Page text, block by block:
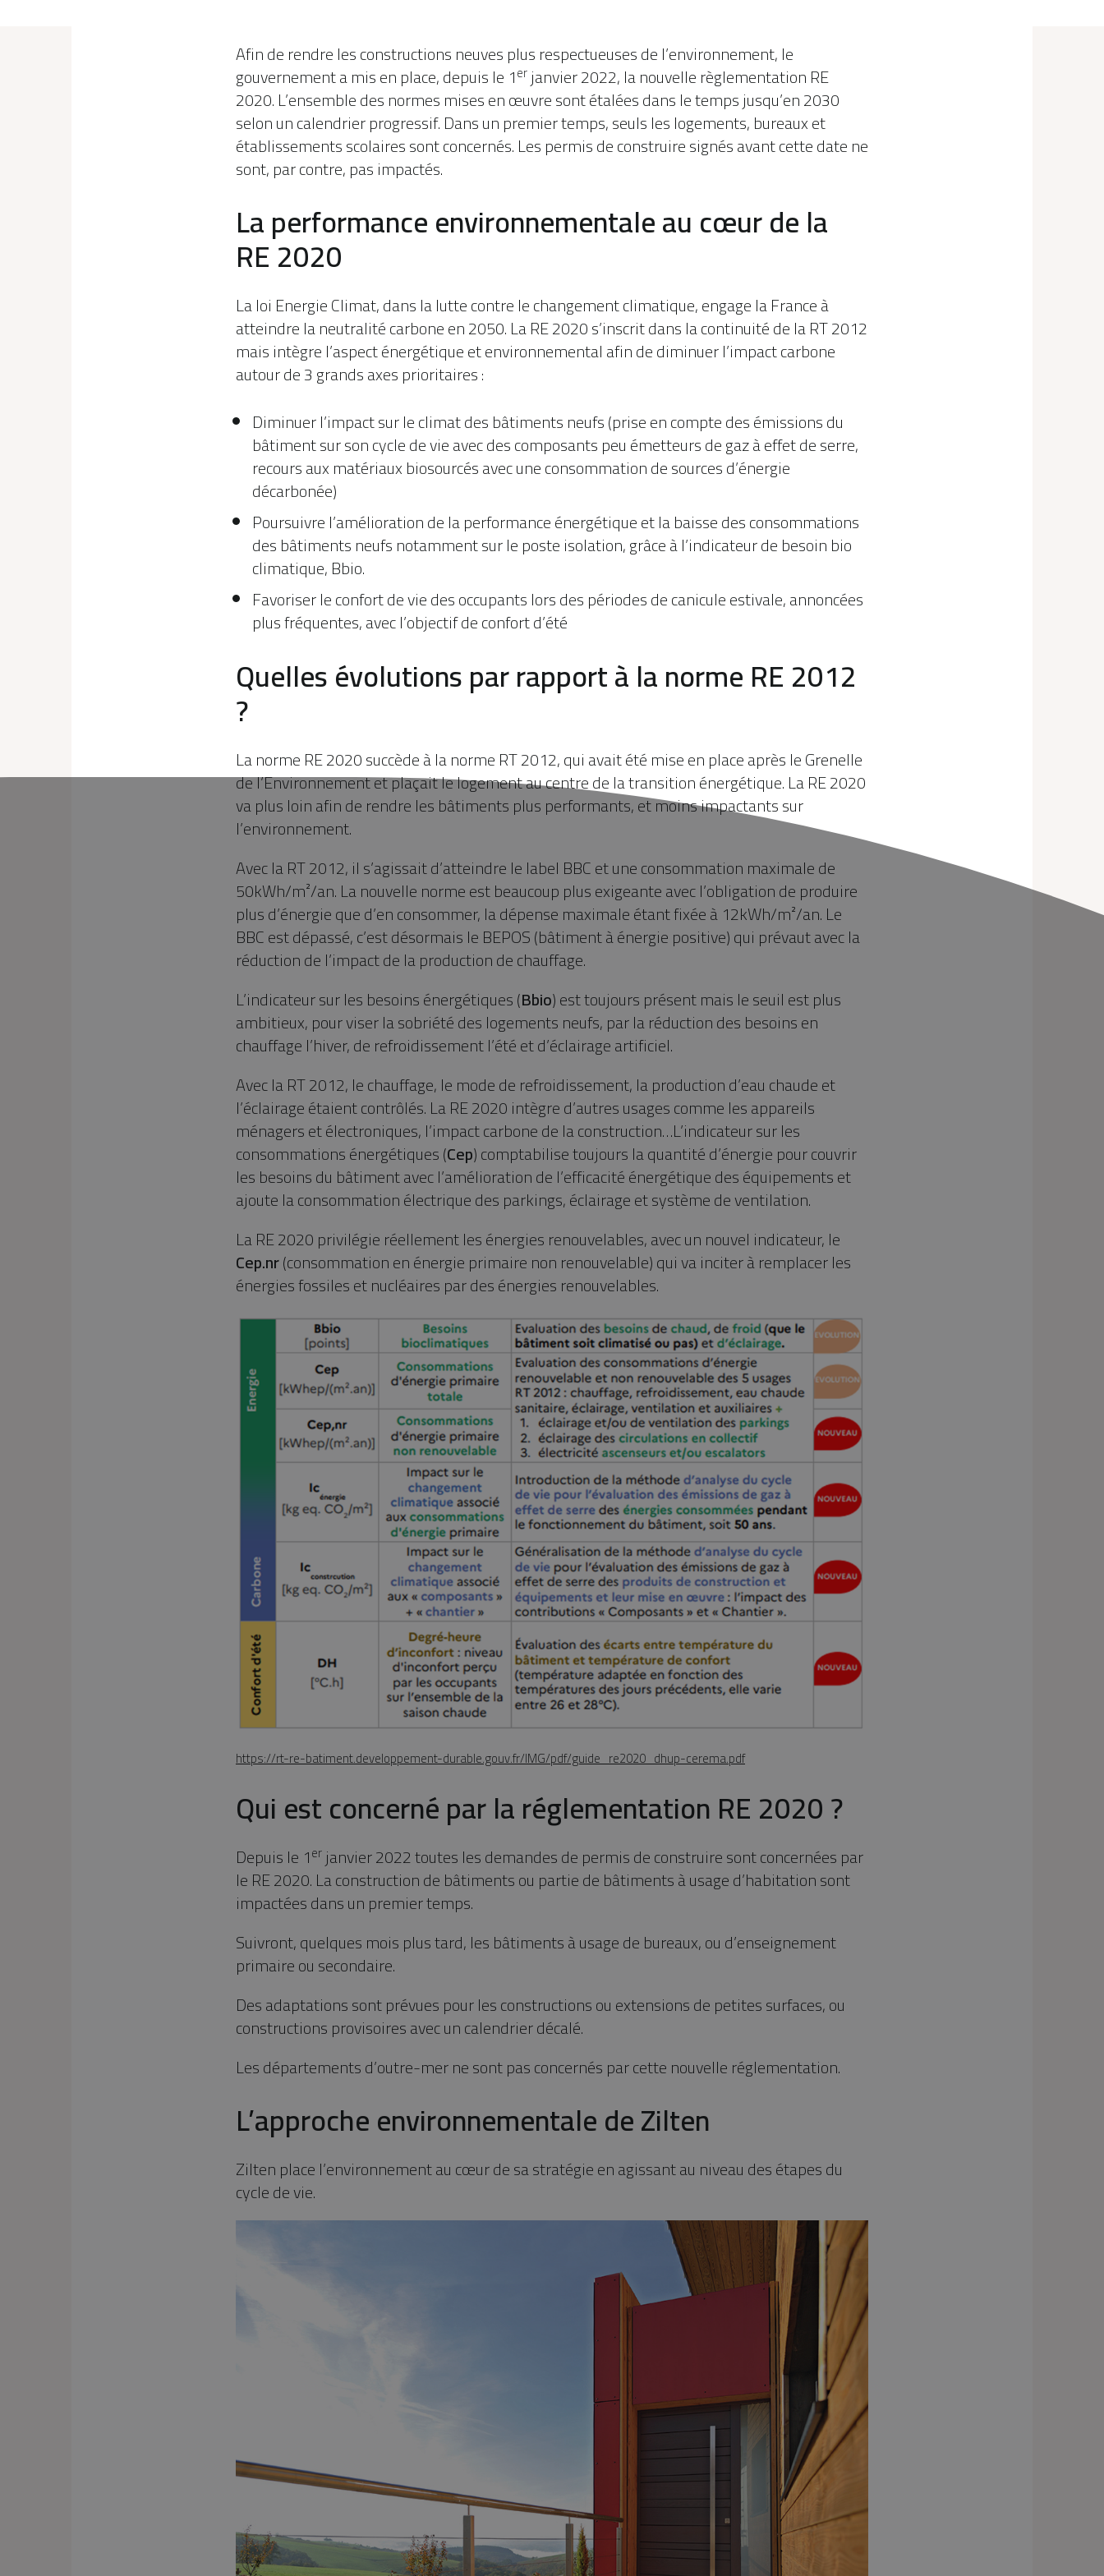
Afin de rendre les constructions neuves plus respectueuses de l’environnement, le
gouvernement a mis en place, depuis le 1erjanvier 2022, la nouvelle règlementation RE
2020. L’ensemble des normes mises en œuvre sont étalées dans le temps jusqu’en 2030
selon un calendrier progressif. Dans un premier temps, seuls les logements, bureaux et
établissements scolaires sont concernés. Les permis de construire signés avant cette date ne
sont, par contre, pas impactés.
La performance environnementale au cœur de la
RE 2020
La loi Energie Climat, dans la lutte contre le changement climatique, engage la France à
atteindre la neutralité carbone en 2050. La RE 2020 s’inscrit dans la continuité de la RT 2012
mais intègre l’aspect énergétique et environnemental afin de diminuer l’impact carbone
autour de 3 grands axes prioritaires :
Diminuer l’impact sur le climat des bâtiments neufs (prise en compte des émissions du
bâtiment sur son cycle de vie avec des composants peu émetteurs de gaz à effet de serre,
recours aux matériaux biosourcés avec une consommation de sources d’énergie
décarbonée)
Poursuivre l’amélioration de la performance énergétique et la baisse des consommations
des bâtiments neufs notamment sur le poste isolation, grâce à l’indicateur de besoin bio
climatique, Bbio.
Favoriser le confort de vie des occupants lors des périodes de canicule estivale, annoncées
plus fréquentes, avec l’objectif de confort d’été
Quelles évolutions par rapport à la norme RE 2012
?
La norme RE 2020 succède à la norme RT 2012, qui avait été mise en place après le Grenelle
de l’Environnement et plaçait le logement au centre de la transition énergétique. La RE 2020
va plus loin afin de rendre les bâtiments plus performants, et moins impactants sur
l’environnement.
Avec la RT 2012, il s’agissait d’atteindre le label BBC et une consommation maximale de
50kWh/m²/an. La nouvelle norme est beaucoup plus exigeante avec l’obligation de produire
plus d’énergie que d’en consommer, la dépense maximale étant fixée à 12kWh/m²/an. Le
BBC est dépassé, c’est désormais le BEPOS (bâtiment à énergie positive) qui prévaut avec la
réduction de l’impact de la production de chauffage.
L’indicateur sur les besoins énergétiques (Bbio) est toujours présent mais le seuil est plus
ambitieux, pour viser la sobriété des logements neufs, par la réduction des besoins en
chauffage l’hiver, de refroidissement l’été et d’éclairage artificiel.
Avec la RT 2012, le chauffage, le mode de refroidissement, la production d’eau chaude et
l’éclairage étaient contrôlés. La RE 2020 intègre d’autres usages comme les appareils
ménagers et électroniques, l’impact carbone de la construction…L’indicateur sur les
consommations énergétiques (Cep) comptabilise toujours la quantité d’énergie pour couvrir
les besoins du bâtiment avec l’amélioration de l’efficacité énergétique des équipements et
ajoute la consommation électrique des parkings, éclairage et système de ventilation.
La RE 2020 privilégie réellement les énergies renouvelables, avec un nouvel indicateur, le
Cep.nr(consommation en énergie primaire non renouvelable) qui va inciter à remplacer les
énergies fossiles et nucléaires par des énergies renouvelables.
https://rt-re-batiment.developpement-durable.gouv.fr/IMG/pdf/guide_re2020_dhup-cerema.pdf
Qui est concerné par la réglementation RE 2020 ?
Depuis le 1erjanvier 2022 toutes les demandes de permis de construire sont concernées par
le RE 2020. La construction de bâtiments ou partie de bâtiments à usage d’habitation sont
impactées dans un premier temps.
Suivront, quelques mois plus tard, les bâtiments à usage de bureaux, ou d’enseignement
primaire ou secondaire.
Des adaptations sont prévues pour les constructions ou extensions de petites surfaces, ou
constructions provisoires avec un calendrier décalé.
Les départements d’outre-mer ne sont pas concernés par cette nouvelle réglementation.
L’approche environnementale de Zilten
Zilten place l’environnement au cœur de sa stratégie en agissant au niveau des étapes du
cycle de vie.